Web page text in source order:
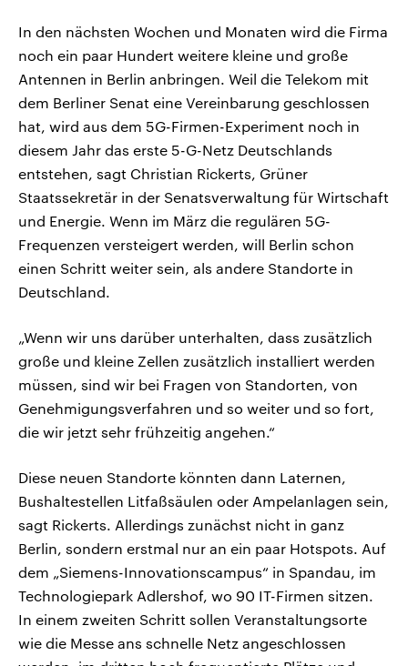
In den nächsten Wochen und Monaten wird die Firma
noch ein paar Hundert weitere kleine und große
Antennen in Berlin anbringen. Weil die Telekom mit
dem Berliner Senat eine Vereinbarung geschlossen
hat, wird aus dem 5G-Firmen-Experiment noch in
diesem Jahr das erste 5-G-Netz Deutschlands
entstehen, sagt Christian Rickerts, Grüner
Staatssekretär in der Senatsverwaltung für Wirtschaft
und Energie. Wenn im März die regulären 5G-
Frequenzen versteigert werden, will Berlin schon
einen Schritt weiter sein, als andere Standorte in
Deutschland.
„Wenn wir uns darüber unterhalten, dass zusätzlich
große und kleine Zellen zusätzlich installiert werden
müssen, sind wir bei Fragen von Standorten, von
Genehmigungsverfahren und so weiter und so fort,
die wir jetzt sehr frühzeitig angehen.“
Diese neuen Standorte könnten dann Laternen,
Bushaltestellen Litfaßsäulen oder Ampelanlagen sein,
sagt Rickerts. Allerdings zunächst nicht in ganz
Berlin, sondern erstmal nur an ein paar Hotspots. Auf
dem „Siemens-Innovationscampus“ in Spandau, im
Technologiepark Adlershof, wo 90 IT-Firmen sitzen.
In einem zweiten Schritt sollen Veranstaltungsorte
wie die Messe ans schnelle Netz angeschlossen